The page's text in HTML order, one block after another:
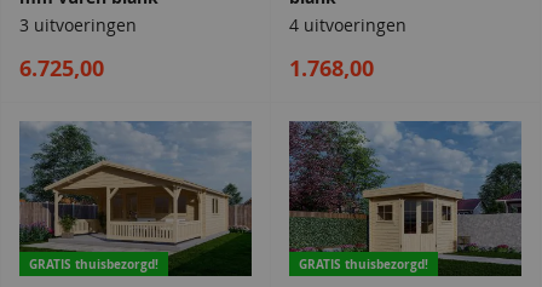
3 uitvoeringen
6.725,00
4 uitvoeringen
1.768,00
GRATIS thuisbezorgd! GRATIS thuisbezorgd!